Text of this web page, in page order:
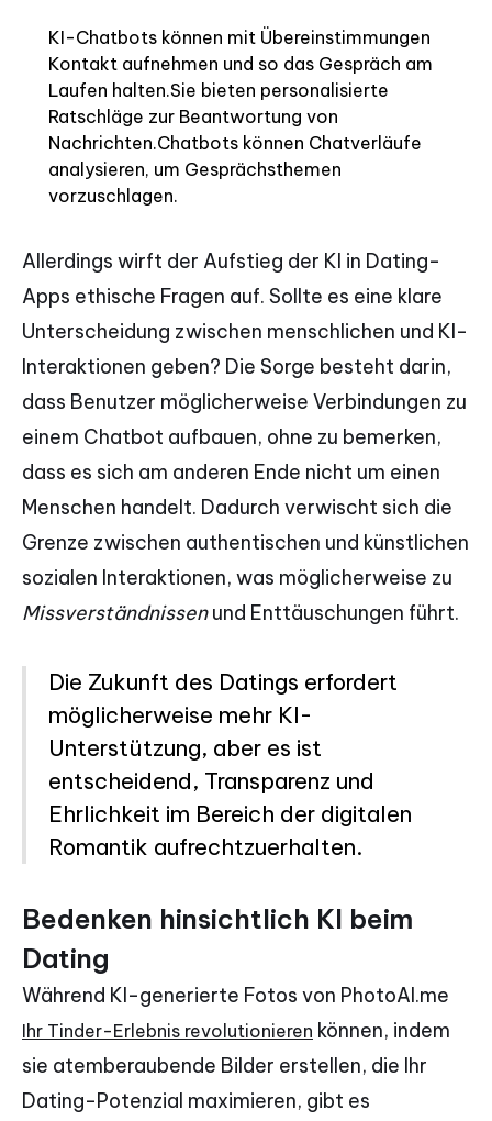
KI-Chatbots können mit Übereinstimmungen
Kontakt aufnehmen und so das Gespräch am
Laufen halten.Sie bieten personalisierte
Ratschläge zur Beantwortung von
Nachrichten.Chatbots können Chatverläufe
analysieren, um Gesprächsthemen
vorzuschlagen.
Allerdings wirft der Aufstieg der KI in Dating-
Apps ethische Fragen auf. Sollte es eine klare
Unterscheidung zwischen menschlichen und KI-
Interaktionen geben? Die Sorge besteht darin,
dass Benutzer möglicherweise Verbindungen zu
einem Chatbot aufbauen, ohne zu bemerken,
dass es sich am anderen Ende nicht um einen
Menschen handelt. Dadurch verwischt sich die
Grenze zwischen authentischen und künstlichen
sozialen Interaktionen, was möglicherweise zu
Missverständnissenund Enttäuschungen führt.
Die Zukunft des Datings erfordert
möglicherweise mehr KI-
Unterstützung, aber es ist
entscheidend, Transparenz und
Ehrlichkeit im Bereich der digitalen
Romantik aufrechtzuerhalten.
Bedenken hinsichtlich KI beim
Dating
Während KI-generierte Fotos von PhotoAI.me
Ihr Tinder-Erlebnis revolutionieren können, indem
sie atemberaubende Bilder erstellen, die Ihr
Dating-Potenzial maximieren, gibt es